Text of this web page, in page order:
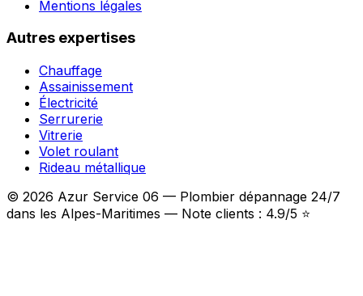
Mentions légales
Autres expertises
Chauffage
Assainissement
Électricité
Serrurerie
Vitrerie
Volet roulant
Rideau métallique
© 2026 Azur Service 06 — Plombier dépannage 24/7
dans les Alpes-Maritimes — Note clients : 4.9/5 ⭐